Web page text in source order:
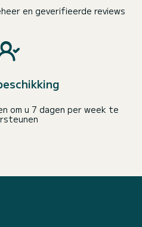
en geverifieerde reviews
om u 7 dagen per week te